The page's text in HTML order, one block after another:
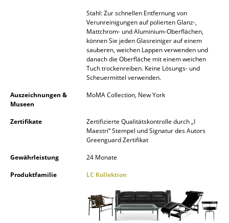
Schlafzimmer
Diele
Badezimmer
Stahl: Zur schnellen Entfernung von
Verunreinigungen auf polierten Glanz-,
Mattchrom- und Aluminium-Oberflächen,
können Sie jeden Glasreiniger auf einem
sauberen, weichen Lappen verwenden und
danach die Oberfläche mit einem weichen
Tuch trockenreiben. Keine Lösungs- und
Scheuermittel verwenden.
Auszeichnungen &
Museen
MoMA Collection, New York
Zertifikate
Zertifizierte Qualitätskontrolle durch „I
Maestri“ Stempel und Signatur des Autors
Greenguard Zertifikat
Gewährleistung
24 Monate
Produktfamilie
LC Kollektion